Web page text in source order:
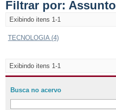
Filtrar por: Assunto
Exibindo itens 1-1
TECNOLOGIA (4)
Exibindo itens 1-1
Busca no acervo